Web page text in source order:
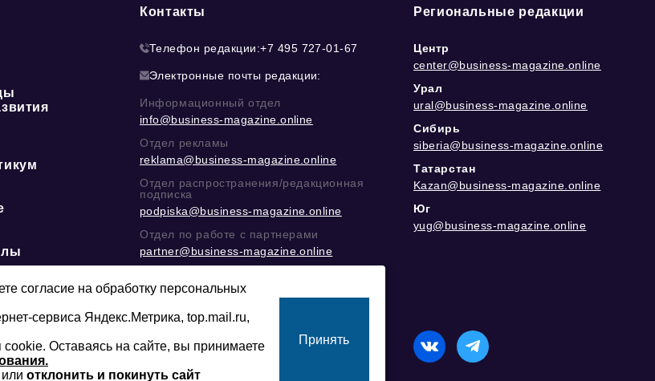
Контакты
Телефон редакции:+7 495 727-01-67
Электронные почты редакции:
Информационный отдел
info@business-magazine.online
Отдел рекламы
reklama@business-magazine.online
Отдел распространения/редакционная
подписка
podpiska@business-magazine.online
Отдел по работе с партнерами
partner@business-magazine.online
@mazovилиMAX
16+
Сайт может содержать контент, не предназначенный для лиц
младше 16-ти лет.
Региональные редакции
Центр
center@business-magazine.online
Урал
ural@business-magazine.online
Сибирь
siberia@business-magazine.online
Татарстан
Kazan@business-magazine.online
Юг
yug@business-magazine.online
согласие на обработку персональных
сервиса Яндекс.Метрика, top.mail.ru,
cookie. Оставаясь на сайте, вы принимаете
или отклонить и покинуть сайт
Принять